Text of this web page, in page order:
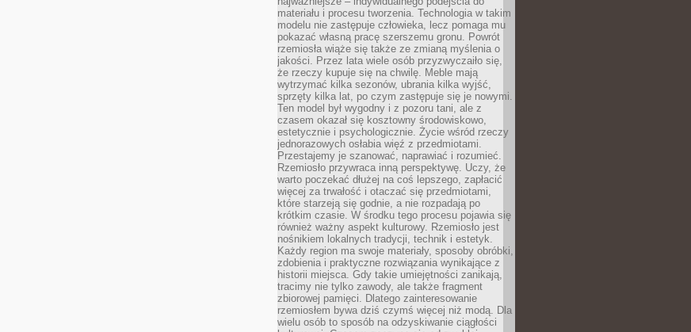
materiału i procesu tworzenia. Technologia w takim
modelu nie zastępuje człowieka, lecz pomaga mu
pokazać własną pracę szerszemu gronu. Powrót
rzemiosła wiąże się także ze zmianą myślenia o
jakości. Przez lata wiele osób przyzwyczaiło się,
że rzeczy kupuje się na chwilę. Meble mają
wytrzymać kilka sezonów, ubrania kilka wyjść,
sprzęty kilka lat, po czym zastępuje się je nowymi.
Ten model był wygodny i z pozoru tani, ale z
czasem okazał się kosztowny środowiskowo,
estetycznie i psychologicznie. Życie wśród rzeczy
jednorazowych osłabia więź z przedmiotami.
Przestajemy je szanować, naprawiać i rozumieć.
Rzemiosło przywraca inną perspektywę. Uczy, że
warto poczekać dłużej na coś lepszego, zapłacić
więcej za trwałość i otaczać się przedmiotami,
które starzeją się godnie, a nie rozpadają po
krótkim czasie. W środku tego procesu pojawia się
również ważny aspekt kulturowy. Rzemiosło jest
nośnikiem lokalnych tradycji, technik i estetyk.
Każdy region ma swoje materiały, sposoby obróbki,
zdobienia i praktyczne rozwiązania wynikające z
historii miejsca. Gdy takie umiejętności zanikają,
tracimy nie tylko zawody, ale także fragment
zbiorowej pamięci. Dlatego zainteresowanie
rzemiosłem bywa dziś czymś więcej niż modą. Dla
wielu osób to sposób na odzyskiwanie ciągłości